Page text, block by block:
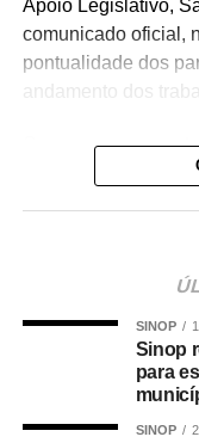
Apoio Legislativo,
comunicado oficial,
pontualidade dos
Com o
vereadores voltam
serão transmitidas
Municipal,
população
realizadas pelo
SINOP
Sinop
para
SINOP